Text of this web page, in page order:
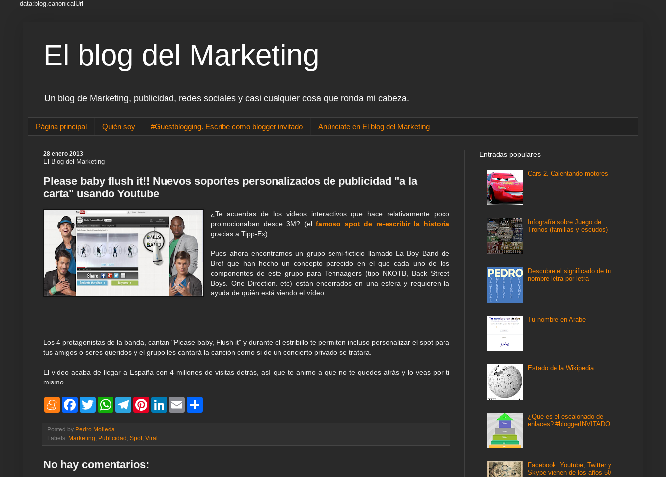
data:blog.canonicalUrl
El blog del Marketing
Un blog de Marketing, publicidad, redes sociales y casi cualquier cosa que ronda mi cabeza.
Página principal Quién soy #Guestblogging. Escribe como blogger invitado Anúnciate en El blog del Marketing
28 enero 2013
El Blog del Marketing
Please baby flush it!! Nuevos soportes personalizados de publicidad "a la
carta" usando Youtube
¿Te acuerdas de los videos interactivos que hace relativamente poco
promocionaban desde 3M? (elfamoso spot de re-escribir la historia
gracias a Tipp-Ex)
Pues ahora encontramos un grupo semi-ficticio llamado La Boy Band de
Bref que han hecho un concepto parecido en el que cada uno de los
componentes de este grupo para Tennaagers (tipo NKOTB, Back Street
Boys, One Direction, etc) están encerrados en una esfera y requieren la
ayuda de quién está viendo el vídeo.
Los 4 protagonistas de la banda, cantan "Please baby, Flush it" y durante el estribillo te permiten incluso personalizar el spot para
tus amigos o seres queridos y el grupo les cantará la canción como si de un concierto privado se tratara.
El vídeo acaba de llegar a España con 4 millones de visitas detrás, así que te animo a que no te quedes atrás y lo veas por ti
mismo
M
a
m
e
F
b
o
o
T
w
t
e
r
W
s
A
p
T
r
a
P
r
e
L
I
E
Posted by Pedro Molleda
Labels: Marketing Publicidad Spot Viral
No hay comentarios:
Entradas populares
Cars 2. Calentando motores
Infografía sobre Juego de
Tronos (familias y escudos)
Descubre el significado de tu
nombre letra por letra
Tu nombre en Arabe
Estado de la Wikipedia
¿Qué es el escalonado de
enlaces? #bloggerINVITADO
Facebook. Youtube, Twitter y
Skype vienen de los años 50